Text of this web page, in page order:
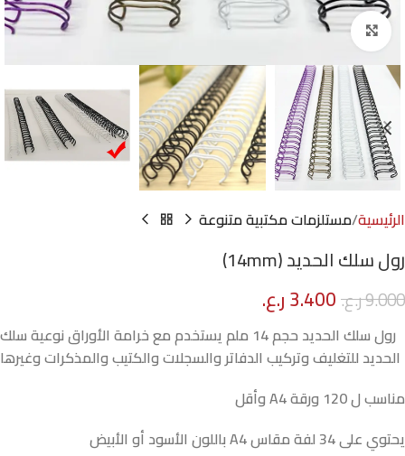
Click to enlarge
الرئيسية مستلزمات مكتبية متنوعة
رول سلك الحديد (14mm)
9.000ر.ع.3.400ر.ع.
رول سلك الحديد حجم 14 ملم يستخدم مع خرامة الأوراق نوعية سلك
الحديد للتغليف وتركيب الدفاتر والسجلات والكتيب والمذكرات وغيرها
مناسب ل 120 ورقة A4 وأقل
يحتوي على 34 لفة مقاس A4 باللون الأسود أو الأبيض